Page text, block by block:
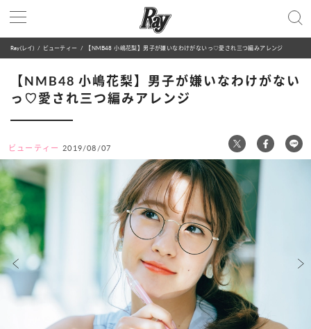
Ray(レイ) ビューティー 【NMB48 小嶋花梨】男子が嫌いなわけがないっ♡愛され三つ編みアレンジ
【NMB48 小嶋花梨】男子が嫌いなわけがない
っ♡愛され三つ編みアレンジ
ビューティー 2019/08/07